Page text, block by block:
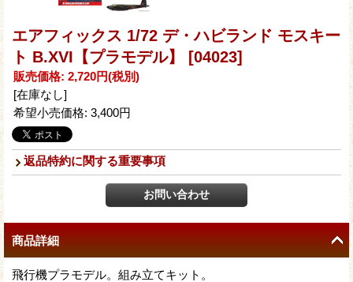
エアフィックス 1/72 デ・ハビランド モスキー
ト B.XVI【プラモデル】
[04023]
販売価格: 2,720円(税別)
[在庫なし]
希望小売価格: 3,400円
返品特約に関する重要事項
商品詳細
飛行機プラモデル。組み立てキット。